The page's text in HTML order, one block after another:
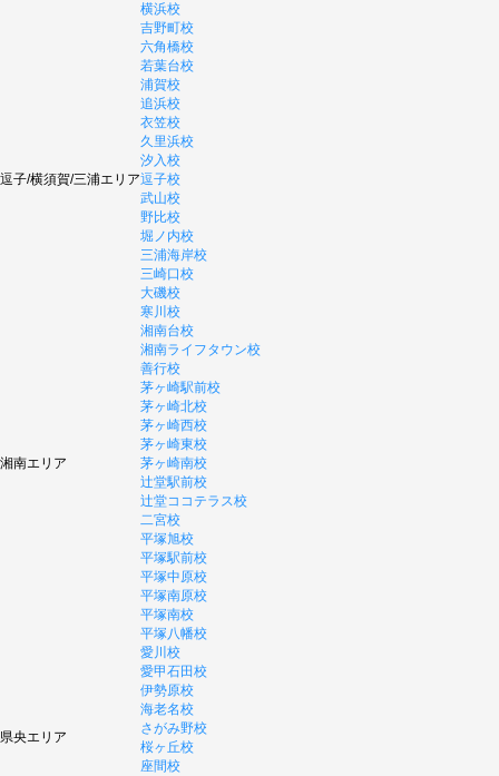
横浜校
吉野町校
六角橋校
若葉台校
逗子/横須賀/三浦エリア
浦賀校
追浜校
衣笠校
久里浜校
汐入校
逗子校
武山校
野比校
堀ノ内校
三浦海岸校
三崎口校
湘南エリア
大磯校
寒川校
湘南台校
湘南ライフタウン校
善行校
茅ヶ崎駅前校
茅ヶ崎北校
茅ヶ崎西校
茅ヶ崎東校
茅ヶ崎南校
辻堂駅前校
辻堂ココテラス校
二宮校
平塚旭校
平塚駅前校
平塚中原校
平塚南原校
平塚南校
平塚八幡校
県央エリア
愛川校
愛甲石田校
伊勢原校
海老名校
さがみ野校
桜ヶ丘校
座間校